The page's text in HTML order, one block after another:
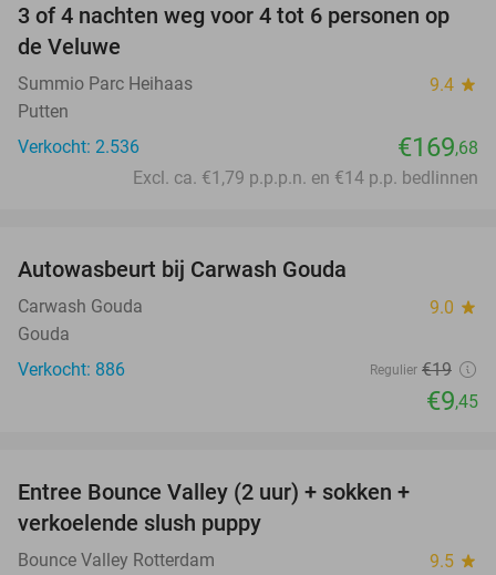
3 of 4 nachten weg voor 4 tot 6 personen op
de Veluwe
Summio Parc Heihaas 9.4 star
Putten
Verkocht: 2.536
€169,68
Excl. ca. €1,79 p.p.p.n. en €14 p.p. bedlinnen
Autowasbeurt bij Carwash Gouda
Carwash Gouda 9.0 star
Gouda
Verkocht: 886
Regulier €19
€9,45
Entree Bounce Valley (2 uur) + sokken +
verkoelende slush puppy
Bounce Valley Rotterdam 9.5 star